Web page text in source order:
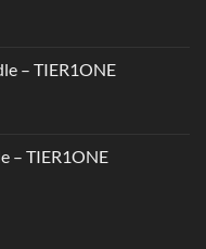
– TIER1ONE
– TIER1ONE